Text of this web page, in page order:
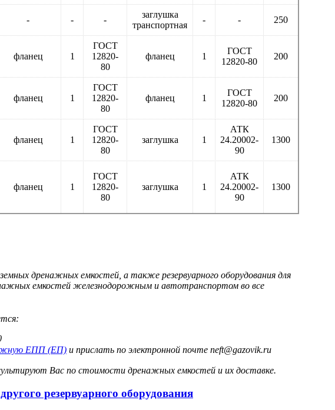
- - -
заглушка
транспортная
- - 250
фланец 1
ГОСТ
12820-
80
фланец 1
ГОСТ
12820-80
200
фланец 1
ГОСТ
12820-
80
фланец 1
ГОСТ
12820-80
200
фланец 1
ГОСТ
12820-
80
заглушка 1
АТК
24.20002-
90
1300
фланец 1
ГОСТ
12820-
80
заглушка 1
АТК
24.20002-
90
1300
дренажных емкостей, а также резервуарного оборудования для
емкостей железнодорожным и автотранспортом во все
ЕПП (ЕП) и прислать по электронной почте neft@gazovik.ru
Вас по стоимости дренажных емкостей и их доставке.
резервуарного оборудования